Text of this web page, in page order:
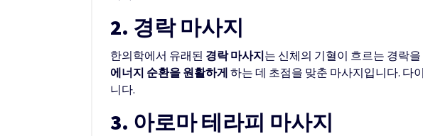
2. 경락 마사지
한의학에서 유래된 경락 마사지는 신체의 기혈이 흐르는 경락
에너지 순환을 원활하게 하는 데 초점을 맞춘 마사지입니다. 다
니다.
3. 아로마 테라피 마사지